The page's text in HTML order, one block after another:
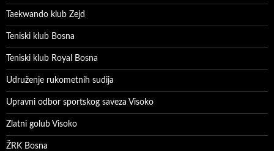
Taekwando klub Zejd
Teniski klub Bosna
Teniski klub Royal Bosna
Udruženje rukometnih sudija
Upravni odbor sportskog saveza Visoko
Zlatni golub Visoko
ŽRK Bosna